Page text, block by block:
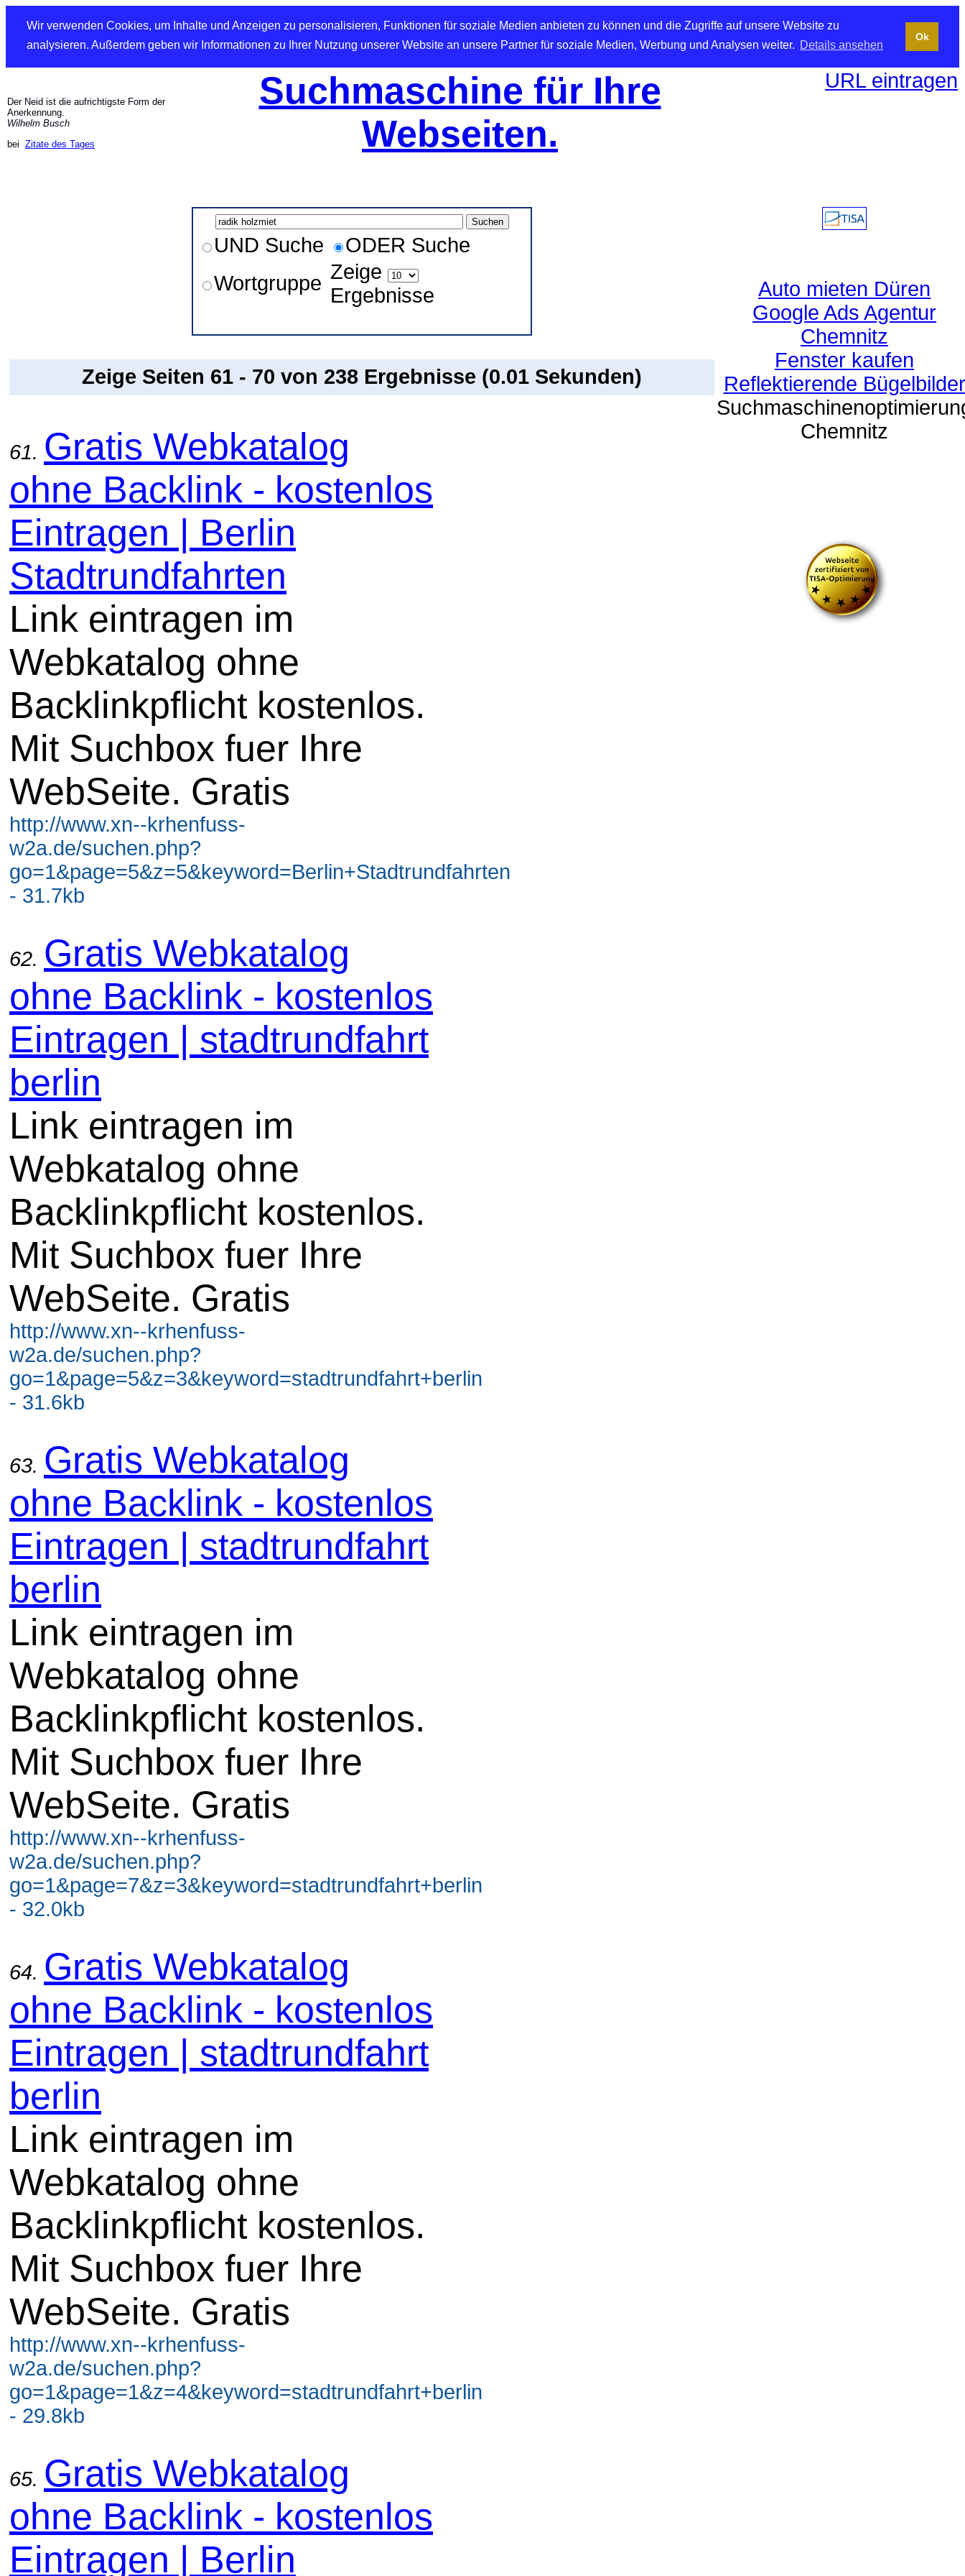
Wir verwenden Cookies, um Inhalte und Anzeigen zu personalisieren, Funktionen für soziale Medien anbieten zu können und die Zugriffe auf unsere Website zu
analysieren. Außerdem geben wir Informationen zu Ihrer Nutzung unserer Website an unsere Partner für soziale Medien, Werbung und Analysen weiter. Details ansehen
Ok
Der Neid ist die aufrichtigste Form der
Anerkennung.
Wilhelm Busch
bei Zitate des Tages
Suchmaschine für Ihre
Webseiten.
URL eintragen
UND Suche
ODER Suche
Wortgruppe Zeige
Ergebnisse
Zeige Seiten 61 - 70 von 238 Ergebnisse (0.01 Sekunden)
61. Gratis Webkatalog
ohne Backlink - kostenlos
Eintragen | Berlin
Stadtrundfahrten
Link eintragen im
Webkatalog ohne
Backlinkpflicht kostenlos.
Mit Suchbox fuer Ihre
WebSeite. Gratis
http://www.xn--krhenfuss-
w2a.de/suchen.php?
go=1&page=5&z=5&keyword=Berlin+Stadtrundfahrten
- 31.7kb
62. Gratis Webkatalog
ohne Backlink - kostenlos
Eintragen | stadtrundfahrt
berlin
Link eintragen im
Webkatalog ohne
Backlinkpflicht kostenlos.
Mit Suchbox fuer Ihre
WebSeite. Gratis
http://www.xn--krhenfuss-
w2a.de/suchen.php?
go=1&page=5&z=3&keyword=stadtrundfahrt+berlin
- 31.6kb
63. Gratis Webkatalog
ohne Backlink - kostenlos
Eintragen | stadtrundfahrt
berlin
Link eintragen im
Webkatalog ohne
Backlinkpflicht kostenlos.
Mit Suchbox fuer Ihre
WebSeite. Gratis
http://www.xn--krhenfuss-
w2a.de/suchen.php?
go=1&page=7&z=3&keyword=stadtrundfahrt+berlin
- 32.0kb
64. Gratis Webkatalog
ohne Backlink - kostenlos
Eintragen | stadtrundfahrt
berlin
Link eintragen im
Webkatalog ohne
Backlinkpflicht kostenlos.
Mit Suchbox fuer Ihre
WebSeite. Gratis
http://www.xn--krhenfuss-
w2a.de/suchen.php?
go=1&page=1&z=4&keyword=stadtrundfahrt+berlin
- 29.8kb
65. Gratis Webkatalog
ohne Backlink - kostenlos
Eintragen | Berlin
Auto mieten Düren
Google Ads Agentur
Chemnitz
Fenster kaufen
Reflektierende Bügelbilder
Chemnitz